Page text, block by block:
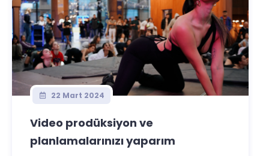
22 Mart 2024
Video prodüksiyon ve
planlamalarınızı yaparım